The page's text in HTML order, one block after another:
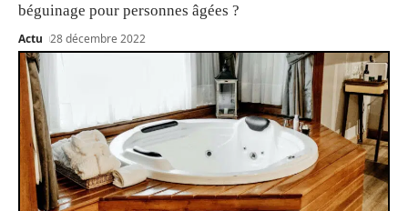
béguinage pour personnes âgées ?
Actu 28 décembre 2022